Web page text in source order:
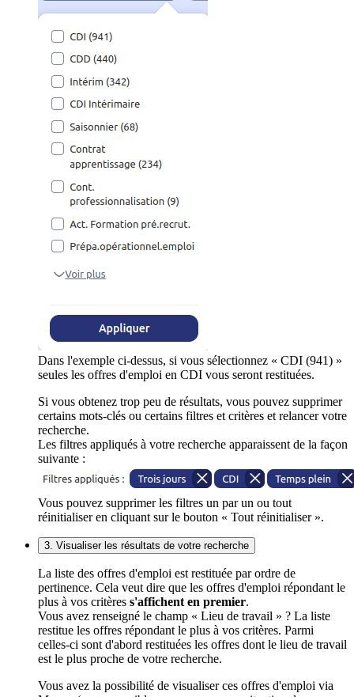
Dans l'exemple ci-dessus, si vous sélectionnez « CDI (941) »
seules les offres d'emploi en CDI vous seront restituées.
Si vous obtenez trop peu de résultats, vous pouvez supprimer
certains mots-clés ou certains filtres et critères et relancer votre
recherche.
Les filtres appliqués à votre recherche apparaissent de la façon
suivante :
Vous pouvez supprimer les filtres un par un ou tout
réinitialiser en cliquant sur le bouton « Tout réinitialiser ».
3. Visualiser les résultats de votre recherche
La liste des offres d'emploi est restituée par ordre de
pertinence. Cela veut dire que les offres d'emploi répondant le
plus à vos critères s'affichent en premier.
Vous avez renseigné le champ « Lieu de travail » ? La liste
restitue les offres répondant le plus à vos critères. Parmi
celles-ci sont d'abord restituées les offres dont le lieu de travail
est le plus proche de votre recherche.
Vous avez la possibilité de visualiser ces offres d'emploi via